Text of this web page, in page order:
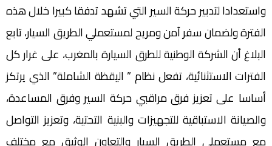
واستعدادا لتدبير حركة السير التي تشهد تدفقا كبيرا خلال هذه
الفترة ولضمان سفر آمن ومريح لمستعملي الطريق السيار، تابع
البلاغ أن الشركة الوطنية للطرق السيارة بالمغرب، على غرار كل
الفترات الاستثنائية، تفعل نظام ” اليقظة الشاملة” الذي يرتكز
أساسا على تعزيز فرق مراقبي حركة السير وفرق المساعدة،
والصيانة الاستباقية للتجهيزات والبنية التحتية، وتعزيز التواصل
مع مستعملي الطريق السيار والتعاون الوثيق مع مختلف